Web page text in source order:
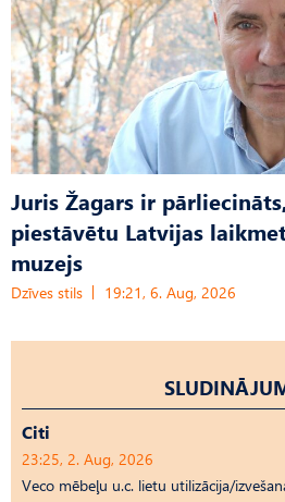
Juris Žagars ir
piestāvētu Latvijas
muzejs
Dzīves stils 19:21, 6. Aug, 2026
Citi
23:25, 2. Aug, 2026
Veco mēbeļu u.c. lietu utilizācija/